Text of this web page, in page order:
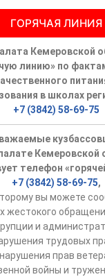
ГОРЯЧАЯ ЛИНИЯ
Кемеровской
линию» по
в школах
+7 (3842) 58-69-75
Кемеровской
телефон
+7 (3842) 58-69-75,
вы можете
жестокого
и
трудовых
прав
войны и